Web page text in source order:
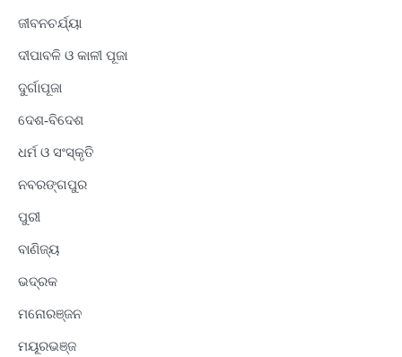
ଜୀବନଚର୍ଯ୍ୟା
ଦୀପାବଳି ଓ କାଳୀ ପୂଜା
ଦୁର୍ଗାପୂଜା
ଦେଶ-ବିଦେଶ
ଧର୍ମ ଓ ସଂସ୍କୃତି
ନବରଙ୍ଗପୁର
ପୁରୀ
ବାଣିଜ୍ୟ
ଭଦ୍ରକ
ମନୋରଞ୍ଜନ
ମୟୂରଭଞ୍ଜ